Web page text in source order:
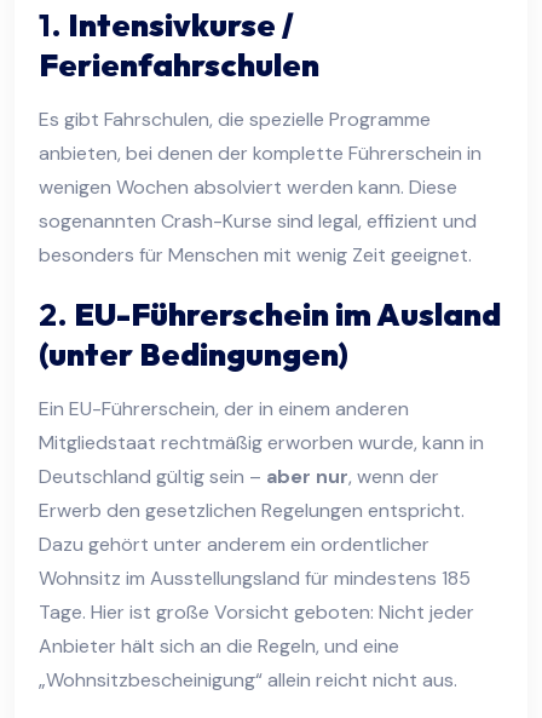
1. Intensivkurse /
Ferienfahrschulen
Es gibt Fahrschulen, die spezielle Programme
anbieten, bei denen der komplette Führerschein in
wenigen Wochen absolviert werden kann. Diese
sogenannten Crash-Kurse sind legal, effizient und
besonders für Menschen mit wenig Zeit geeignet.
2. EU-Führerschein im Ausland
(unter Bedingungen)
Ein EU-Führerschein, der in einem anderen
Mitgliedstaat rechtmäßig erworben wurde, kann in
Deutschland gültig sein – aber nur, wenn der
Erwerb den gesetzlichen Regelungen entspricht.
Dazu gehört unter anderem ein ordentlicher
Wohnsitz im Ausstellungsland für mindestens 185
Tage. Hier ist große Vorsicht geboten: Nicht jeder
Anbieter hält sich an die Regeln, und eine
„Wohnsitzbescheinigung“ allein reicht nicht aus.